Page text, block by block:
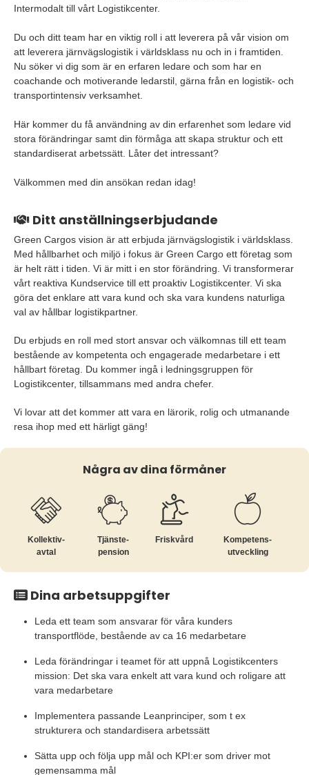
Intermodalt till vårt Logistikcenter.
Du och ditt team har en viktig roll i att leverera på vår vision om
att leverera järnvägslogistik i världsklass nu och in i framtiden.
Nu söker vi dig som är en erfaren ledare och som har en
coachande och motiverande ledarstil, gärna från en logistik- och
transportintensiv verksamhet.
Här kommer du få användning av din erfarenhet som ledare vid
stora förändringar samt din förmåga att skapa struktur och ett
standardiserat arbetssätt. Låter det intressant?
Välkommen med din ansökan redan idag!
Ditt anställningserbjudande
Green Cargos vision är att erbjuda järnvägslogistik i världsklass.
Med hållbarhet och miljö i fokus är Green Cargo ett företag som
är helt rätt i tiden. Vi är mitt i en stor förändring. Vi transformerar
vårt reaktiva Kundservice till ett proaktiv Logistikcenter. Vi ska
göra det enklare att vara kund och ska vara kundens naturliga
val av hållbar logistikpartner.
Du erbjuds en roll med stort ansvar och välkomnas till ett team
bestående av kompetenta och engagerade medarbetare i ett
hållbart företag. Du kommer ingå i ledningsgruppen för
Logistikcenter, tillsammans med andra chefer.
Vi lovar att det kommer att vara en lärorik, rolig och utmanande
resa ihop med ett härligt gäng!
Några av dina förmåner
Kollektiv­
avtal
Tjänste­
pension
Friskvård
Kompetens­
utveckling
Dina arbetsuppgifter
Leda ett team som ansvarar för våra kunders
transportflöde, bestående av ca 16 medarbetare
Leda förändringar i teamet för att uppnå Logistikcenters
mission: Det ska vara enkelt att vara kund och roligare att
vara medarbetare
Implementera passande Leanprinciper, som t ex
strukturera och standardisera arbetssätt
Sätta upp och följa upp mål och KPI:er som driver mot
gemensamma mål